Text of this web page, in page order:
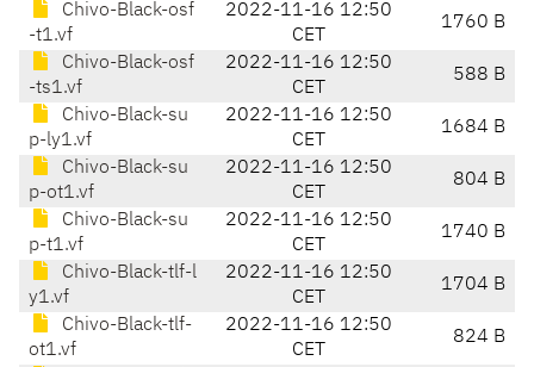
Chivo-Black-osf
-t1.vf
2022-11-16 12:50
CET
1760 B
Chivo-Black-osf
-ts1.vf
2022-11-16 12:50
CET
588 B
Chivo-Black-su
p-ly1.vf
2022-11-16 12:50
CET
1684 B
Chivo-Black-su
p-ot1.vf
2022-11-16 12:50
CET
804 B
Chivo-Black-su
p-t1.vf
2022-11-16 12:50
CET
1740 B
Chivo-Black-tlf-l
y1.vf
2022-11-16 12:50
CET
1704 B
Chivo-Black-tlf-
ot1.vf
2022-11-16 12:50
CET
824 B